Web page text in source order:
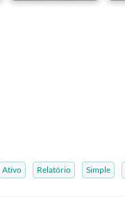
Ativo Relatório Simple